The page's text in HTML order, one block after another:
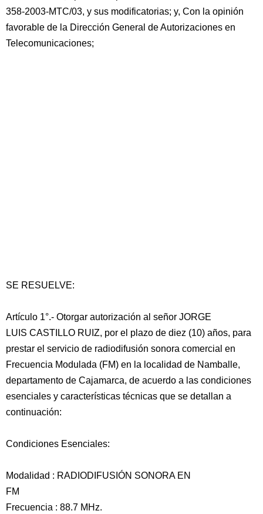
358-2003-MTC/03, y sus modificatorias; y, Con la opinión
favorable de la Dirección General de Autorizaciones en
Telecomunicaciones;
SE RESUELVE:
Artículo 1°.- Otorgar autorización al señor JORGE
LUIS CASTILLO RUIZ, por el plazo de diez (10) años, para
prestar el servicio de radiodifusión sonora comercial en
Frecuencia Modulada (FM) en la localidad de Namballe,
departamento de Cajamarca, de acuerdo a las condiciones
esenciales y características técnicas que se detallan a
continuación:
Condiciones Esenciales:
Modalidad : RADIODIFUSIÓN SONORA EN
FM
Frecuencia : 88.7 MHz.